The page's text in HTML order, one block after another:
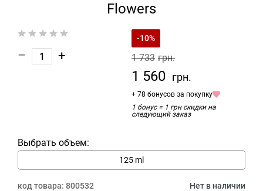
Flowers
– +
-10%
1 733 грн.
1 560 грн.
+ 78 бонусов за покупку
1 бонус = 1 грн скидки на
следующий заказ
Выбрать объем:
125 ml
код товара: 800532 Нет в наличии